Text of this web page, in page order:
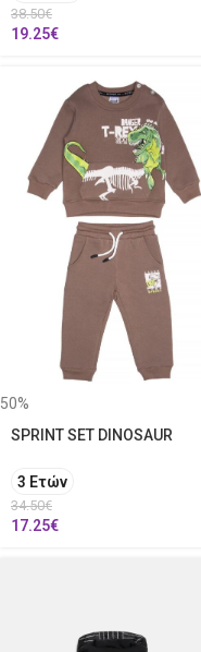
38.50€
19.25€
50%
SPRINT SET DINOSAUR
3 Ετών
34.50€
17.25€